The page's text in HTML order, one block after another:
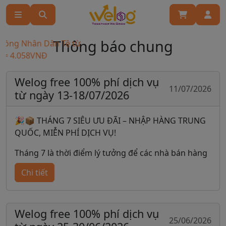
Nhân Dân Tệ từThông báo chung
Welog free 100% phí dịch vụ
từ ngày 13-18/07/2026
11/07/2026
🎉📦 THÁNG 7 SIÊU ƯU ĐÃI – NHẬP HÀNG TRUNG
QUỐC, MIỄN PHÍ DỊCH VỤ!
Tháng 7 là thời điểm lý tưởng để các nhà bán hàng
chủ động nhập hàng, chuẩn bị nguồn cung cho các
đợt sale lớn sắp tới. Để giúp tối ưu chi phí kinh
mãi.
Chi tiết
Welog free 100% phí dịch vụ
25/06/2026